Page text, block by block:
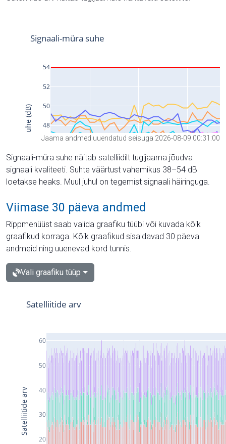
Jaama andmed uuendatud seisuga 2026-08-09 00:31:00
Signaali-müra suhe näitab satelliidilt tugijaama jõudva
signaali kvaliteeti. Suhte väärtust vahemikus 38–54 dB
loetakse heaks. Muul juhul on tegemist signaali häiringuga.
Viimase 30 päeva andmed
Rippmenüüst saab valida graafiku tüübi või kuvada kõik
graafikud korraga. Kõik graafikud sisaldavad 30 päeva
andmeid ning uuenevad kord tunnis.
Vali graafiku tüüp
20
30
40
50
60
Satelliitide arv
Satelliitide arv